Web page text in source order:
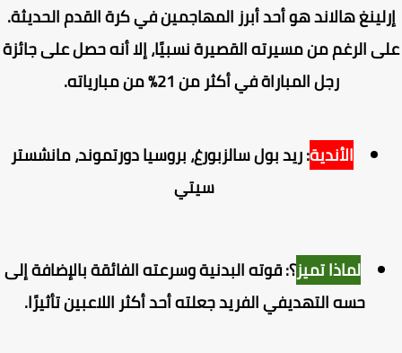
هالاند هو أحد أبرز المهاجمين في كرة القدم الحديثة.
الرغم من مسيرته القصيرة نسبيًا، إلا أنه حصل على جائزة
رجل المباراة في أكثر من 21% من مبارياته.
الأندية: ريد بول سالزبورغ، بروسيا دورتموند، مانشستر
سيتي
لماذا تميز؟: قوته البدنية وسرعته الفائقة بالإضافة إلى
حسه التهديفي الفريد جعلته أحد أكثر اللاعبين تأثيرًا.